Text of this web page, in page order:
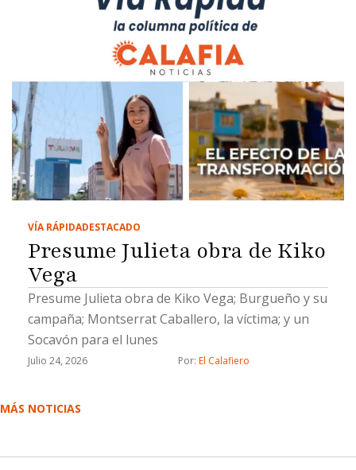
VÍA RÁPIDADESTACADO
Presume Julieta obra de Kiko
Vega
Presume Julieta obra de Kiko Vega; Burgueño y su
campaña; Montserrat Caballero, la víctima; y un
Socavón para el lunes
Julio 24, 2026 Por: El Calafiero
MÁS NOTICIAS